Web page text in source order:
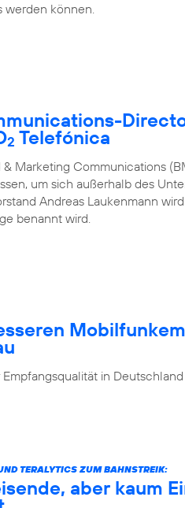
werden können.
2 Telefónica
Marketing Communications
um sich außerhalb des
Andreas Laukenmann
benannt wird.
in
TERALYTICS ZUM BAHNSTREIK:
aber kaum